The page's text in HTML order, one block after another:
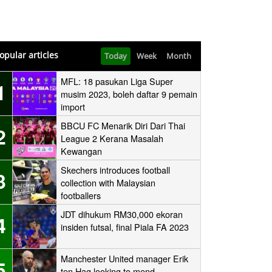
articles Today Week Month
MFL: 18 pasukan Liga Super
musim 2023, boleh daftar 9 pemain
import
BBCU FC Menarik Diri Dari Thai
League 2 Kerana Masalah
Kewangan
Skechers introduces football
collection with Malaysian
footballers
JDT dihukum RM30,000 ekoran
insiden futsal, final Piala FA 2023
Manchester United manager Erik